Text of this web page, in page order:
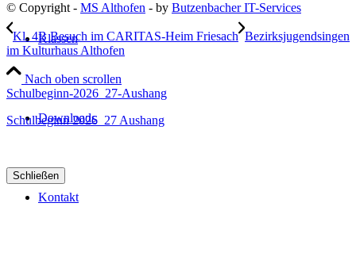
Klassen
Downloads
Kontakt
© Copyright - MS Althofen - by Butzenbacher IT-Services
Kl. 4B Besuch im CARITAS-Heim Friesach Bezirksjugendsingen
im Kulturhaus Althofen
Nach oben scrollen
Schulbeginn-2026_27-Aushang
Schulbeginn 2026_27 Aushang
Schließen